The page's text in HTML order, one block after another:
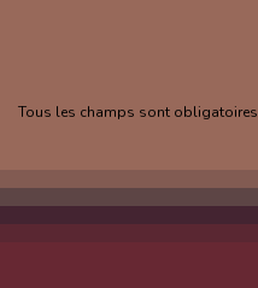
Tous les champs sont obligatoires